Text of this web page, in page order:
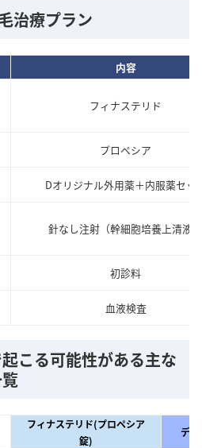
治療プラン
内容
フィナステリド
プロペシア
Dオリジナル外用薬＋内服薬セッ
針なし注射（幹細胞培養上清液）
初診料
血液検査
こる可能性がある主な
フィナステリド(プロペシア
錠)
デ